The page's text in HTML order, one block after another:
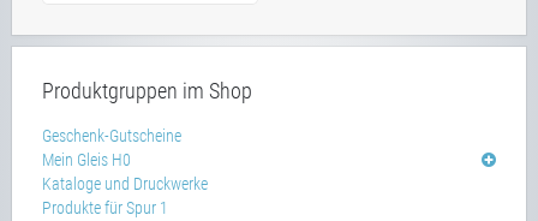
Produktgruppen im Shop
Geschenk-Gutscheine
Mein Gleis H0
Kataloge und Druckwerke
Produkte für Spur 1